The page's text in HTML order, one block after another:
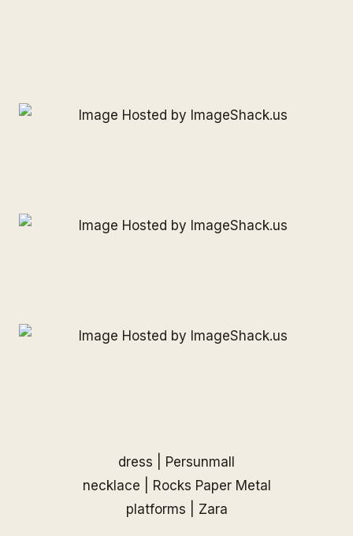
dress | Persunmall
necklace |
Rocks Paper Metal
platforms | Zara